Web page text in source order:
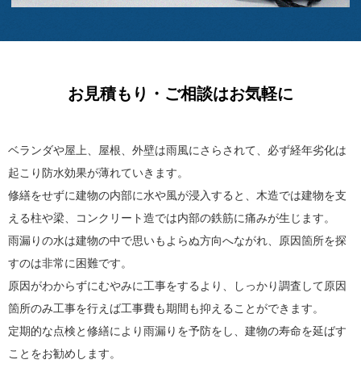
お見積もり・ご相談はお気軽に
ベランダや屋上、屋根、外壁は雨風にさらされて、必ず経年劣化は
起こり防水効果が薄れていきます。
修繕をせずに建物の内部に水や風が浸入すると、木造では建物を支
える柱や梁、コンクリート造では内部の鉄筋に痛みが生じます。
雨漏りの水は建物の中で思いもよらぬ方向へながれ、原因箇所を探
すのは非常に困難です。
原因がわからずにむやみに工事をするより、しっかり調査して原因
箇所のみ工事を行えば工事費も期間も抑えることができます。
定期的な点検と修繕により雨漏りを予防をし、建物の寿命を延ばす
ことをお勧めします。